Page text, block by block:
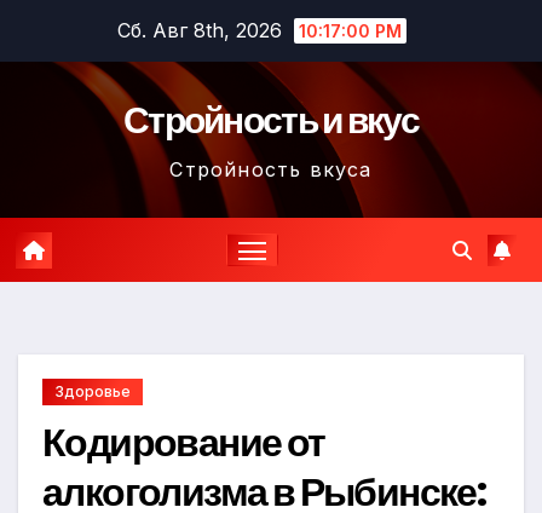
содержимому
Сб. Авг 8th, 2026 10:17:01 PM
Стройность и вкус
Стройность вкуса
Здоровье
Кодирование от
алкоголизма в Рыбинске: